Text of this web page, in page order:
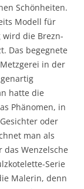
Schönheiten.
Modell für
wird die Brezn-
Das begegnete
in der
hatte die
Phänomen, in
oder
man als
Wenzelsche
Serie
Malerin, denn